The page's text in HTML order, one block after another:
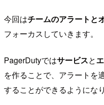
今回はチームのアラートと
フォーカスしていきます。
PagerDutyではサービスと
を作ることで、アラートを
することができるようになり